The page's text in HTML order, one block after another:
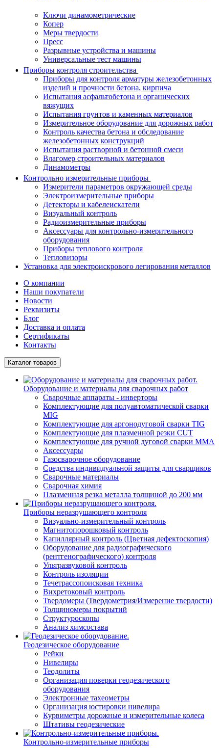
Ключи динамометрические
Копер
Меры твердости
Пресс
Разрывные устройства и машины
Универсальные тест машины
Приборы контроля строительства
Приборы для контроля арматуры железобетонных
изделий и прочности бетона, кирпича
Испытания асфальтобетона и органических
вяжущих
Испытания грунтов и каменных материалов
Измерительное оборудование для дорожных работ
Контроль качества бетона и обследование
железобетонных конструкций
Испытания растворной и бетонной смеси
Влагомер строительных материалов
Динамометры
Контрольно измерительные приборы
Измерители параметров окружающей среды
Электроизмерительные приборы
Детекторы и кабелеискатели
Визуальный контроль
Радиоизмерительные приборы
Аксессуары для контрольно-измерительного
оборудования
Приборы теплового контроля
Тепловизоры
Установка для электроискрового легирования металлов
О компании
Наши покупатели
Новости
Реквизиты
Блог
Доставка и оплата
Сертификаты
Контакты
Каталог товаров
Оборудование и материалы для сварочных работ
Сварочные аппараты - инверторы
Комплектующие для полуавтоматической сварки
MIG
Комплектующие для аргонодуговой сварки TIG
Комплектующие для плазменной резки CUT
Комплектующие для ручной дуговой сварки MMA
Аксессуары
Газосварочное оборудование
Средства индивидуальной защиты для сварщиков
Сварочные материалы
Сварочная химия
Плазменная резка металла толщиной до 200 мм
Приборы неразрушающего контроля
Визуально-измерительный контроль
Магнитопорошковый контроль
Капиллярный контроль (Цветная дефектоскопия)
Оборудование для радиографического
(рентгенографического) контроля
Ультразвуковой контроль
Контроль изоляции
Течетрассопоисковая техника
Вихретоковый контроль
Твердомеры (Твердометрия/Измерение твердости)
Толщиномеры покрытий
Структуроскопы
Анализ химсостава
Геодезическое оборудование
Рейки
Нивелиры
Теодолиты
Организация поверки геодезического
оборудования
Электронные тахеометры
Организация юстировки нивелира
Курвиметры дорожные и измерительные колеса
Штативы геодезические
Контрольно-измерительные приборы